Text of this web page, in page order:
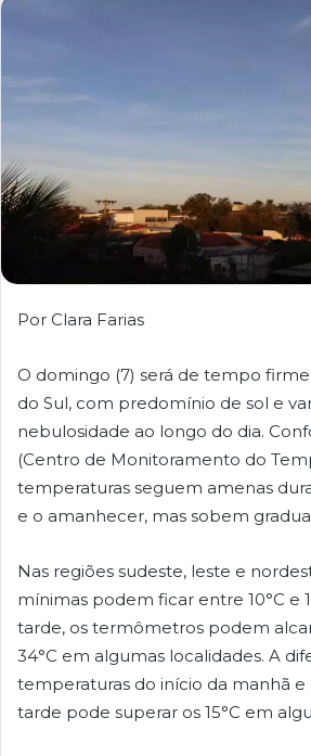
Por Clara Farias
O domingo (7) será de tempo
do Sul, com predomínio de sol e
nebulosidade ao longo do dia.
(Centro de Monitoramento do
temperaturas seguem amenas
e o amanhecer, mas sobem
Nas regiões sudeste, leste e
mínimas podem ficar entre 10°C e
tarde, os termômetros podem
34°C em algumas localidades. A
temperaturas do início da manhã
tarde pode superar os 15°C em